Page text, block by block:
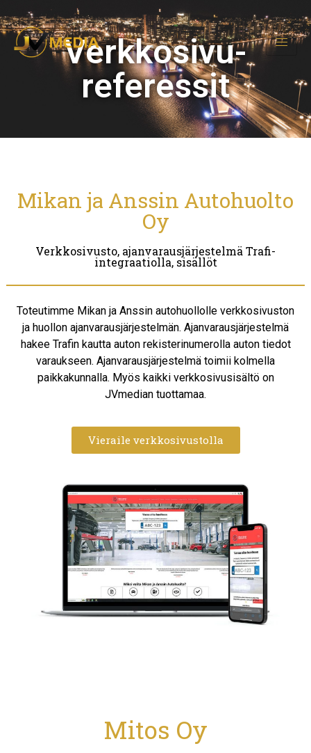
Verkkosivu-
referessit
Mikan ja Anssin Autohuolto
Oy
Verkkosivusto, ajanvarausjärjestelmä Trafi-
integraatiolla, sisällöt
Toteutimme Mikan ja Anssin autohuollolle verkkosivuston
ja huollon ajanvarausjärjestelmän. Ajanvarausjärjestelmä
hakee Trafin kautta auton rekisterinumerolla auton tiedot
varaukseen. Ajanvarausjärjestelmä toimii kolmella
paikkakunnalla. Myös kaikki verkkosivusisältö on
JVmedian tuottamaa.
Vieraile verkkosivustolla​
Mitos Oy